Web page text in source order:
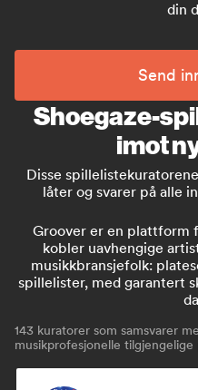
din
Send
Shoegaze-
imot
Disse
låter og svarer på alle
Groover er en plattform
kobler uavhengige
musikkbransjefolk:
spillelister, med garantert
143 kuratorer som samsvarer
musikprofesjonelle tilgjengelige